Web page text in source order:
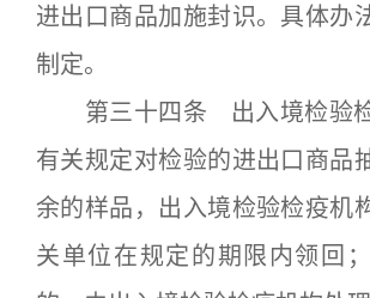
进出口商品加施封识。具体办
制定。
第三十四条 出入境检验检
有关规定对检验的进出口商品
余的样品，出入境检验检疫机
关单位在规定的期限内领回